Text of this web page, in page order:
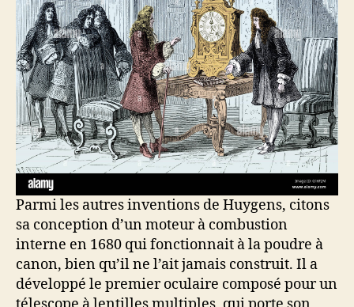
Parmi les autres inventions de Huygens, citons
sa conception d’un moteur à combustion
interne en 1680 qui fonctionnait à la poudre à
canon, bien qu’il ne l’ait jamais construit. Il a
développé le premier oculaire composé pour un